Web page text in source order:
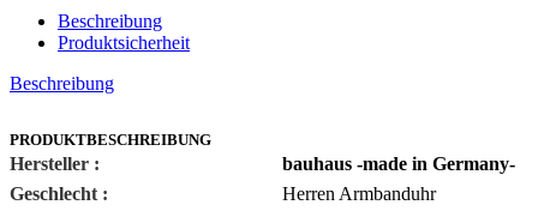
Beschreibung
Produktsicherheit
Beschreibung
PRODUKTBESCHREIBUNG
Hersteller : bauhaus -made in Germany-
Geschlecht :
Herren Armbanduhr